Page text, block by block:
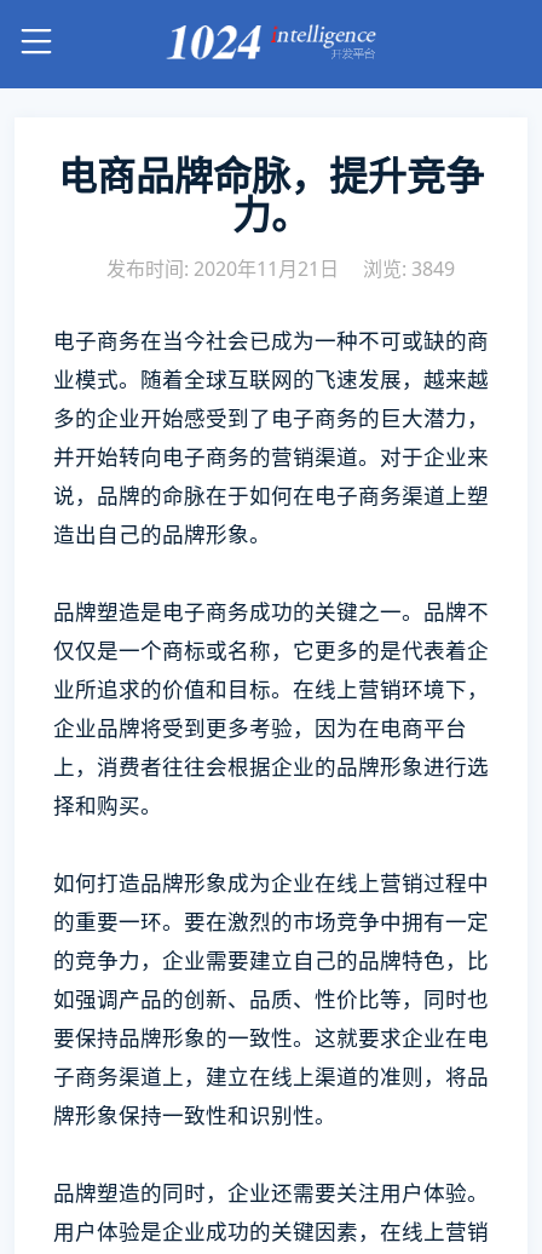
电商品牌命脉，提升竞争
力。
发布时间: 2020年11月21日 浏览: 3849
电子商务在当今社会已成为一种不可或缺的商
业模式。随着全球互联网的飞速发展，越来越
多的企业开始感受到了电子商务的巨大潜力，
并开始转向电子商务的营销渠道。对于企业来
说，品牌的命脉在于如何在电子商务渠道上塑
造出自己的品牌形象。
品牌塑造是电子商务成功的关键之一。品牌不
仅仅是一个商标或名称，它更多的是代表着企
业所追求的价值和目标。在线上营销环境下，
企业品牌将受到更多考验，因为在电商平台
上，消费者往往会根据企业的品牌形象进行选
择和购买。
如何打造品牌形象成为企业在线上营销过程中
的重要一环。要在激烈的市场竞争中拥有一定
的竞争力，企业需要建立自己的品牌特色，比
如强调产品的创新、品质、性价比等，同时也
要保持品牌形象的一致性。这就要求企业在电
子商务渠道上，建立在线上渠道的准则，将品
牌形象保持一致性和识别性。
品牌塑造的同时，企业还需要关注用户体验。
用户体验是企业成功的关键因素，在线上营销